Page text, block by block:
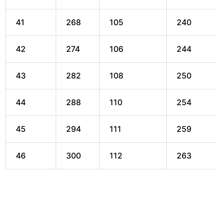
41 268 105 240
42 274 106 244
43 282 108 250
44 288 110 254
45 294 111 259
46 300 112 263